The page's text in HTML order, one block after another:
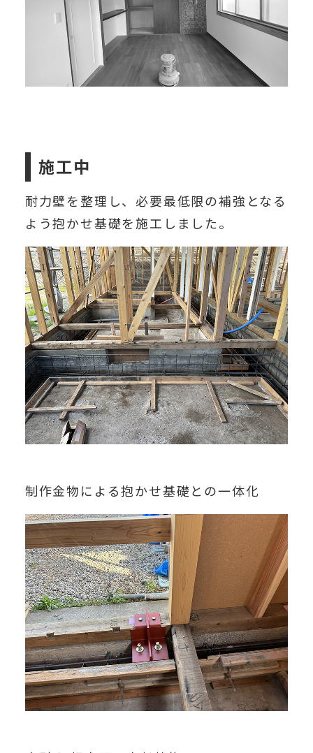
施工中
耐力壁を整理し、必要最低限の補強となる
よう抱かせ基礎を施工しました。
制作金物による抱かせ基礎との一体化